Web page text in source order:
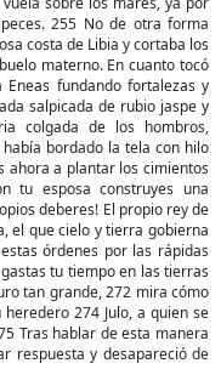
255 No de otra forma
costa de Libia y cortaba los
materno. En cuanto tocó
fundando fortalezas y
salpicada de rubio jaspe y
colgada de los hombros,
bordado la tela con hilo
ahora a plantar los cimientos
tu esposa construyes una
deberes! El propio rey de
el que cielo y tierra gobierna
órdenes por las rápidas
tu tiempo en las tierras
tan grande, 272 mira cómo
274 Julo, a quien se
Tras hablar de esta manera
respuesta y desapareció de